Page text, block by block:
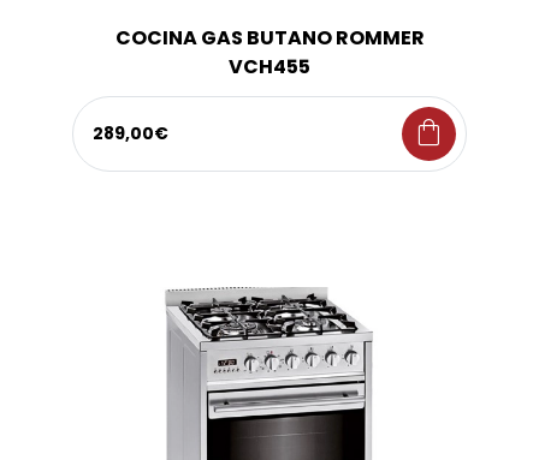
COCINA GAS BUTANO ROMMER
VCH455
289,00€ shopping_bag